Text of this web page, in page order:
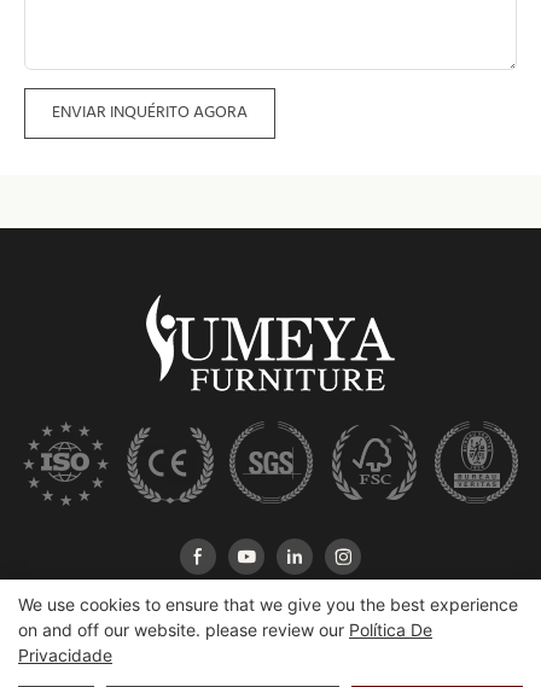
ENVIAR INQUÉRITO AGORA
We use cookies to ensure that we give you the best experience
on and off our website. please review our Política De
Privacidade